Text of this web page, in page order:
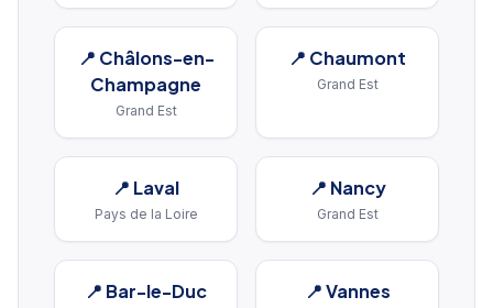
📍 Châlons-en-
Champagne
Grand Est
📍 Chaumont
Grand Est
📍 Laval
Pays de la Loire
📍 Nancy
Grand Est
📍 Bar-le-Duc 📍Vannes